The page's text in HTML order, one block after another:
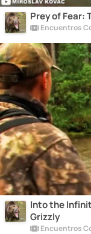
Prey of Fear:
Encuentros
Into the
Grizzly
Encuentros